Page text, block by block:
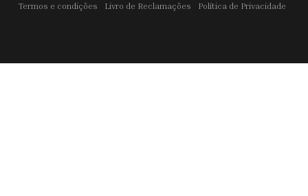
Termos e condições Livro de Reclamações Política de Privacidade